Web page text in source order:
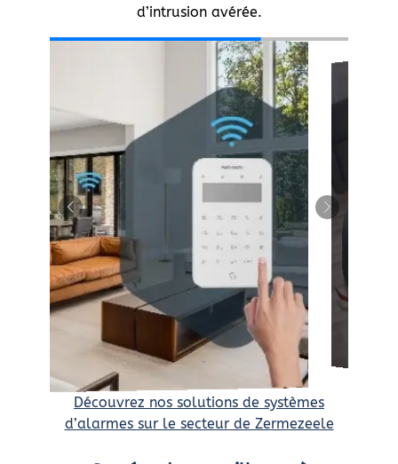
d’intrusion avérée.
Découvrez nos solutions de systèmes
d’alarmes sur le secteur de Zermezeele